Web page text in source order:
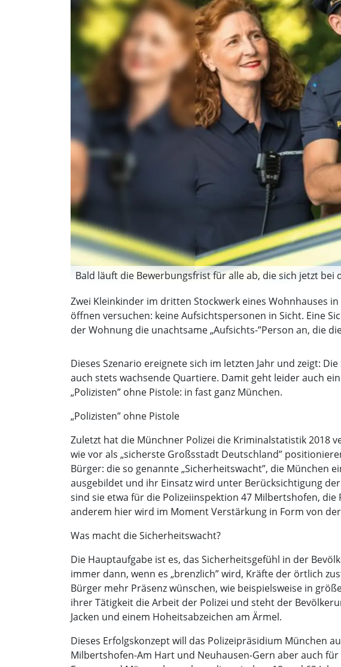
Bald läuft die Bewerbungsfrist für alle ab, die sich jetzt
Zwei Kleinkinder im dritten Stockwerk eines Wohnhauses
öffnen versuchen: keine Aufsichtspersonen in Sicht. Eine
der Wohnung die unachtsame „Aufsichts-”Person an, die
Dieses Szenario ereignete sich im letzten Jahr und zeigt:
auch stets wachsende Quartiere. Damit geht leider auch
„Polizisten” ohne Pistole: in fast ganz München.
„Polizisten” ohne Pistole
Zuletzt hat die Münchner Polizei die Kriminalstatistik 2018
wie vor als „sicherste Großsstadt Deutschland”
Bürger: die so genannte „Sicherheitswacht”, die München
ausgebildet und ihr Einsatz wird unter Berücksichtigung
sind sie etwa für die Polizeiinspektion 47 Milbertshofen,
anderem hier wird im Moment Verstärkung in Form von
Was macht die Sicherheitswacht?
Die Hauptaufgabe ist es, das Sicherheitsgefühl in der
immer dann, wenn es „brenzlich” wird, Kräfte der örtlich
Bürger mehr Präsenz wünschen, wie beispielsweise in
ihrer Tätigkeit die Arbeit der Polizei und steht der
Jacken und einem Hoheitsabzeichen am Ärmel.
Dieses Erfolgskonzept will das Polizeipräsidium München
Milbertshofen-Am Hart und Neuhausen-Gern aber auch